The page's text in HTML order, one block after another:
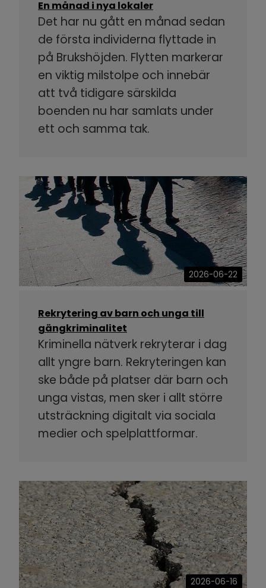
En månad i nya lokaler
Det har nu gått en månad sedan
de första individerna flyttade in
på Brukshöjden. Flytten markerar
en viktig milstolpe och innebär
att två tidigare särskilda
boenden nu har samlats under
ett och samma tak.
2026-06-22
Rekrytering av barn och unga till
gängkriminalitet
Kriminella nätverk rekryterar i dag
allt yngre barn. Rekryteringen kan
ske både på platser där barn och
unga vistas, men sker i allt större
utsträckning digitalt via sociala
medier och spelplattformar.
2026-06-16